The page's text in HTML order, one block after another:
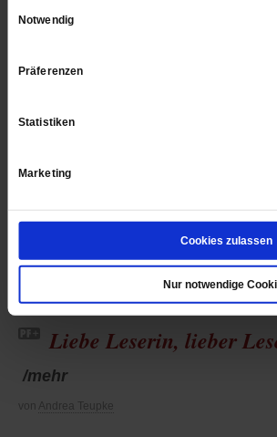
Notwendig
Präferenzen
Statistiken
Marketing
Cookies zulassen
Nur notwendige
und Ostdeutsche gemeinsam
sprechen mit dem
vonBettina Röder
Liebe Leserin, lieber
/mehr
von Andrea Teupke